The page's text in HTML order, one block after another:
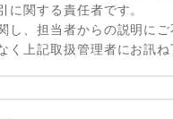
に関する責任者です。
し、担当者からの説明にご
く上記取扱管理者にお訊ね